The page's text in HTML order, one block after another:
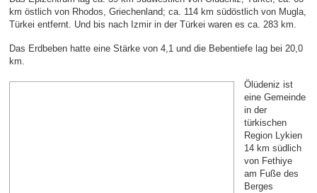
km östlich von Rhodos, Griechenland; ca. 114 km südöstlich von Mugla,
Türkei entfernt. Und bis nach Izmir in der Türkei waren es ca. 283 km.
Das Erdbeben hatte eine Stärke von 4,1 und die Bebentiefe lag bei 20,0
km.
Ölüdeniz ist
eine Gemeinde
in der
türkischen
Region Lykien
14 km südlich
von Fethiye
am Fuße des
Berges